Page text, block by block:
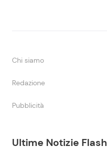
Ultime Notizie Flash
Chi siamo
Redazione
Pubblicità